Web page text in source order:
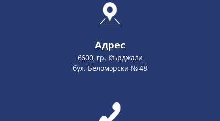
Адрес
6600, гр. Кърджали
бул. Беломорски № 48